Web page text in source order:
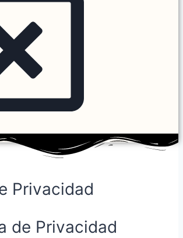
Privacidad
de Privacidad